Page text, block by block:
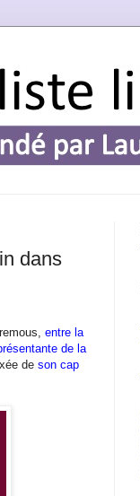
dans
entre la
de la
de son cap